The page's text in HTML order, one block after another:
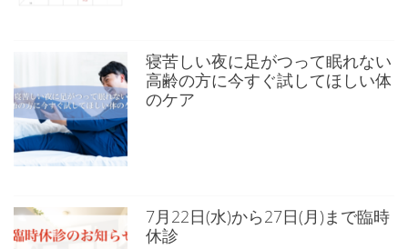
寝苦しい夜に足がつって眠れない
高齢の方に今すぐ試してほしい体
のケア
7月22日(水)から27日(月)まで臨時
休診